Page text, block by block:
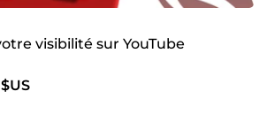
visibilité sur YouTube